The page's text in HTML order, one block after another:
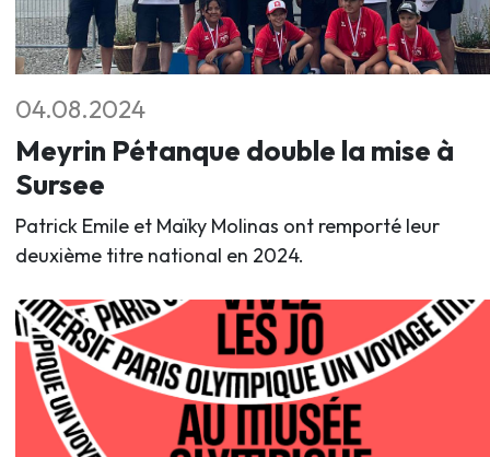
04.08.2024
Meyrin Pétanque double la mise à
Sursee
Patrick Emile et Maïky Molinas ont remporté leur
deuxième titre national en 2024.